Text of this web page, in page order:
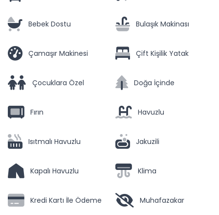
Bebek Dostu Bulaşık Makinası
Çamaşır Makinesi Çift Kişilik Yatak
Çocuklara Özel Doğa İçinde
Fırın Havuzlu
Isıtmalı Havuzlu Jakuzili
Kapalı Havuzlu Klima
Kredi Kartı İle Ödeme Muhafazakar